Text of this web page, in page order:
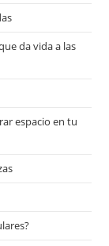
da vida a las
espacio en tu